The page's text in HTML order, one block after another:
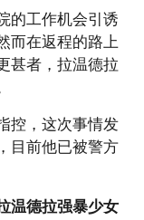
的工作机会引诱
而在返程的路上
甚者，拉温德拉
控，这次事情发
目前他已被警方
温德拉强暴少女